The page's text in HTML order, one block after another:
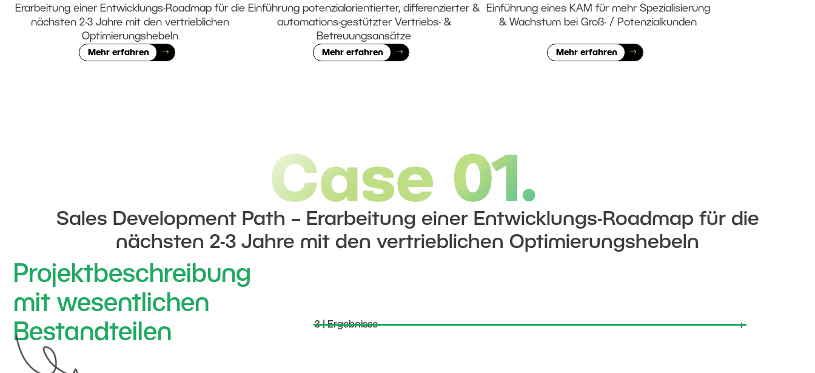
Erarbeitung einer Entwicklungs-Roadmap für die
nächsten 2-3 Jahre mit den vertrieblichen
Optimierungshebeln
Mehr erfahren
Einführung potenzialorientierter, differenzierter &
automations-gestützter Vertriebs- &
Betreuungsansätze
Mehr erfahren
Einführung eines KAM für mehr Spezialisierung
& Wachstum bei Groß- / Potenzialkunden
Mehr erfahren
Sales Development Path – Erarbeitung einer Entwicklungs-Roadmap für die
nächsten 2-3 Jahre mit den vertrieblichen Optimierungshebeln
Projektbeschreibung
mit wesentlichen
Bestandteilen
1 | Ausgangslage & Zielsetzung
2 | Vorgehensweise & Timing
3 | Ergebnisse